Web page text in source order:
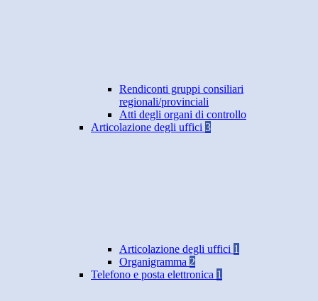
Rendiconti gruppi consiliari
regionali/provinciali
Atti degli organi di controllo
Articolazione degli uffici 3
Articolazione degli uffici 1
Organigramma 2
Telefono e posta elettronica 1